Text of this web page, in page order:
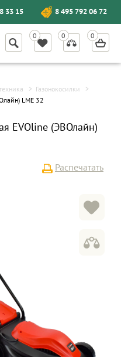
33 15 8 495 792 06 72
Газонокосилки
LME 32
EVOline (ЭВОлайн)
Распечатать